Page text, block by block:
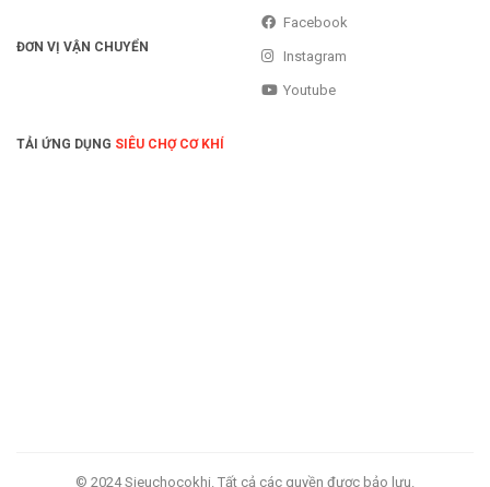
ĐƠN VỊ VẬN CHUYỂN
Facebook
Instagram
Youtube
TẢI ỨNG DỤNG SIÊU CHỢ CƠ KHÍ
© 2024 Sieuchocokhi. Tất cả các quyền được bảo lưu.